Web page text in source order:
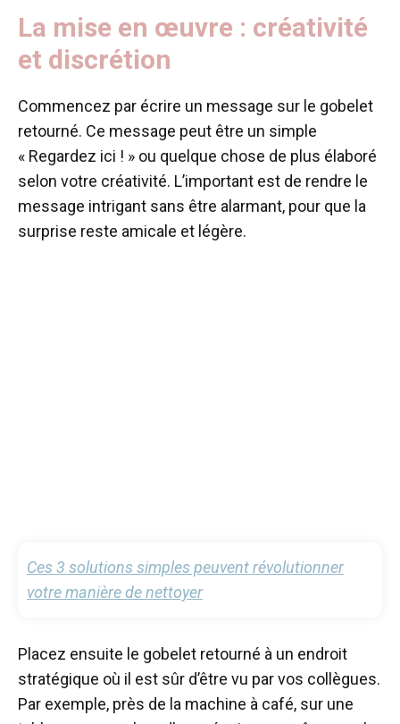
La mise en œuvre : créativité
et discrétion
Commencez par écrire un message sur le gobelet
retourné. Ce message peut être un simple
« Regardez ici ! » ou quelque chose de plus élaboré
selon votre créativité. L’important est de rendre le
message intrigant sans être alarmant, pour que la
surprise reste amicale et légère.
Ces 3 solutions simples peuvent révolutionner
votre manière de nettoyer
Placez ensuite le gobelet retourné à un endroit
stratégique où il est sûr d’être vu par vos collègues.
Par exemple, près de la machine à café, sur une